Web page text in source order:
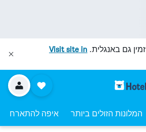
זמין גם באנגלית. Visit site in
המלונות הזולים ביותר איפה להתארח